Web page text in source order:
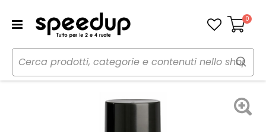
Carrello
0
Home Auto Additivi e trattamenti
Pulitore
Pulitore freni Brake Cleaner - BARDAHL